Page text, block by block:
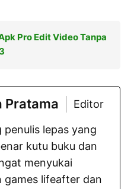
Pro Edit Video Tanpa
Pratama Editor
penulis lepas yang
kutu buku dan
menyukai
games lifeafter dan